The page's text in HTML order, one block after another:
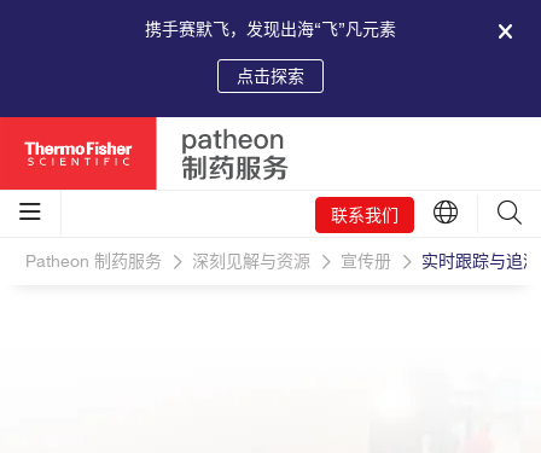
携手赛默飞，发现出海“飞”凡元素
点击探索
联系我们
Patheon 制药服务 深刻见解与资源 宣传册 实时跟踪与追溯